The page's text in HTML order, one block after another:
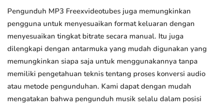
Pengunduh MP3 Freexvideotubes juga memungkinkan
pengguna untuk menyesuaikan format keluaran dengan
menyesuaikan tingkat bitrate secara manual. Itu juga
dilengkapi dengan antarmuka yang mudah digunakan yang
memungkinkan siapa saja untuk menggunakannya tanpa
memiliki pengetahuan teknis tentang proses konversi audio
atau metode pengunduhan. Kami dapat dengan mudah
mengatakan bahwa pengunduh musik selalu dalam posisi